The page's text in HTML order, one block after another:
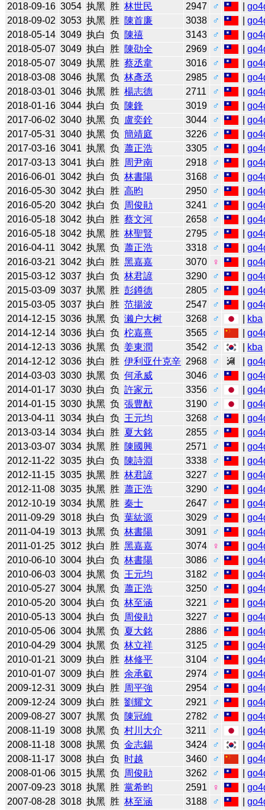
2018-09-16 3054 执黑 胜 林世民 2947 ♂ |
2018-09-02 3053 执黑 胜 陳首廉 3038 ♂ |
2018-05-14 3049 执白 负 陳禧 3143 ♂ |
2018-05-07 3049 执白 胜 陳劭全 2969 ♂ |
2018-05-07 3049 执黑 胜 蔡丞韋 3016 ♂ |
2018-03-08 3046 执黑 负 林彥丞 2985 ♂ |
2018-03-01 3046 执黑 胜 楊志德 2711 ♂ |
2018-01-16 3044 执白 负 陳鋒 3019 ♂ |
2017-06-02 3040 执黑 负 盧奕銓 3044 ♂ |
2017-05-31 3040 执黑 负 簡靖庭 3226 ♂ |
2017-03-16 3041 执黑 负 蕭正浩 3305 ♂ |
2017-03-13 3041 执白 胜 周尹南 2918 ♂ |
2016-06-01 3042 执白 负 林書陽 3168 ♂ |
2016-05-30 3042 执白 胜 高昀 2950 ♂ |
2016-05-20 3042 执白 负 周俊勛 3241 ♂ |
2016-05-18 3042 执白 胜 蔡文河 2658 ♂ |
2016-05-18 3042 执黑 胜 林聖賢 2795 ♂ |
2016-04-11 3042 执黑 负 蕭正浩 3318 ♂ |
2016-03-21 3042 执白 胜 黑嘉嘉 3070 ♀ |
2015-03-12 3037 执白 负 林君諺 3290 ♂ |
2015-03-09 3037 执黑 胜 彭鐏德 2805 ♂ |
2015-03-05 3037 执白 胜 范揚波 2547 ♂ |
2014-12-15 3036 执黑 负 濑户大树 3268 ♂ kba
2014-12-14 3036 执白 负 柁嘉熹 3565 ♂ |
2014-12-13 3036 执黑 负 姜東潤 3542 ♂ kba
2014-12-12 3036 执白 胜 伊利亚什克辛 2968 ♂ |
2014-03-03 3030 执黑 负 何承威 3046 ♂ |
2014-01-17 3030 执白 负 許家元 3356 ♂ |
2014-01-15 3030 执黑 负 張豊猷 3190 ♂ |
2013-04-11 3034 执白 负 王元均 3268 ♂ |
2013-03-14 3034 执白 胜 夏大銘 2855 ♂ |
2013-03-07 3034 执黑 胜 陳國興 2571 ♂ |
2012-11-22 3035 执白 负 陳詩淵 3338 ♂ |
2012-11-15 3035 执黑 胜 林君諺 3227 ♂ |
2012-11-08 3035 执黑 胜 蕭正浩 3290 ♂ |
2012-10-19 3034 执黑 胜 秦士 2647 ♂ |
2011-09-29 3018 执白 负 葉紘源 3029 ♂ |
2011-04-19 3013 执黑 负 林書陽 3091 ♂ |
2011-01-25 3012 执白 胜 黑嘉嘉 3074 ♀ |
2010-06-10 3004 执白 负 林書陽 3086 ♂ |
2010-06-03 3004 执黑 负 王元均 3182 ♂ |
2010-05-27 3004 执黑 负 蕭正浩 3250 ♂ |
2010-05-20 3004 执白 负 林至涵 3221 ♂ |
2010-05-13 3004 执白 负 周俊勛 3227 ♂ |
2010-05-06 3004 执黑 负 夏大銘 2886 ♂ |
2010-04-29 3004 执黑 负 林立祥 3125 ♂ |
2010-01-21 3009 执白 胜 林修平 3104 ♂ |
2010-01-07 3009 执白 胜 余承叡 2974 ♂ |
2009-12-31 3009 执白 胜 周平強 2954 ♂ |
2009-12-24 3009 执白 胜 劉耀文 2921 ♂ |
2009-08-27 3007 执黑 负 陳冠維 2782 ♂ |
2008-11-19 3008 执黑 负 村川大介 3211 ♂ |
2008-11-18 3008 执黑 负 金志錫 3424 ♂ |
2008-11-17 3008 执白 负 时越 3460 ♂ |
2008-01-06 3015 执黑 负 周俊勛 3262 ♂ |
2007-09-23 3018 执黑 胜 黨希昀 2591 ♀ |
2007-08-28 3018 执黑 胜 林至涵 3188 ♂ |